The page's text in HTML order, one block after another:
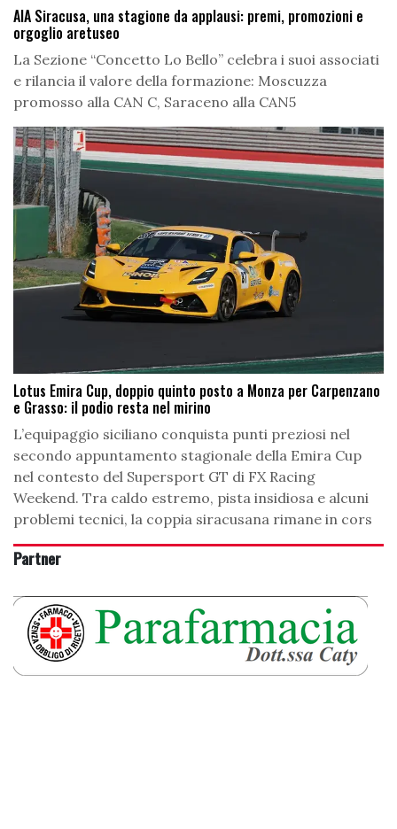
AIA Siracusa, una stagione da applausi: premi, promozioni e
orgoglio aretuseo
La Sezione “Concetto Lo Bello” celebra i suoi associati
e rilancia il valore della formazione: Moscuzza
promosso alla CAN C, Saraceno alla CAN5
Lotus Emira Cup, doppio quinto posto a Monza per Carpenzano
e Grasso: il podio resta nel mirino
L’equipaggio siciliano conquista punti preziosi nel
secondo appuntamento stagionale della Emira Cup
nel contesto del Supersport GT di FX Racing
Weekend. Tra caldo estremo, pista insidiosa e alcuni
problemi tecnici, la coppia siracusana rimane in cors
Partner